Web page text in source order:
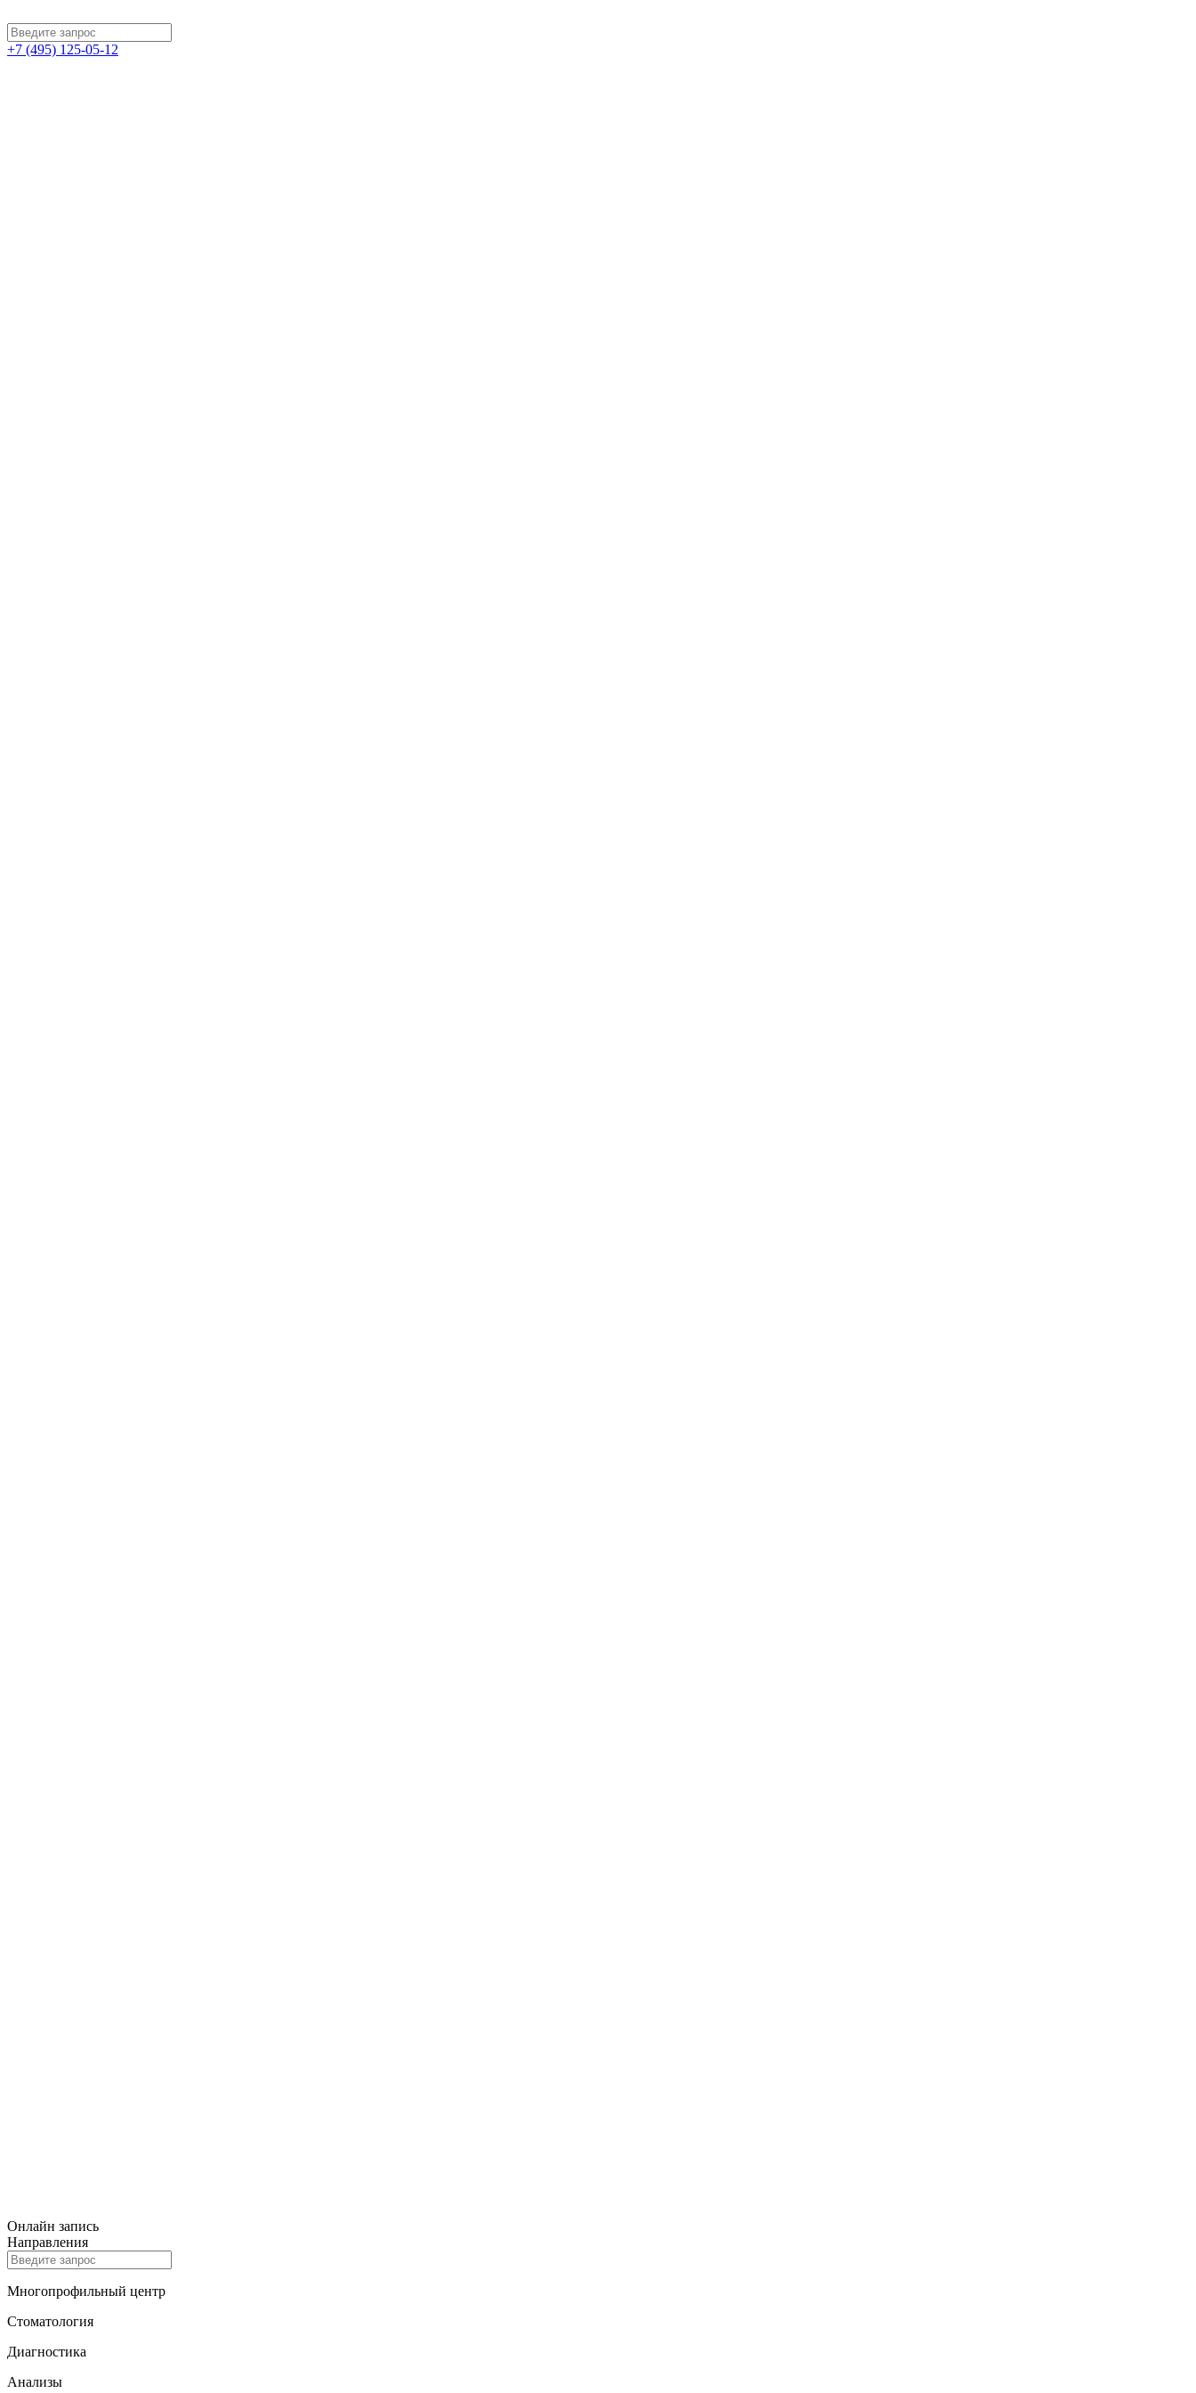
+7 (495) 125-05-12
Онлайн запись
Направления
Многопрофильный центр
Стоматология
Диагностика
Анализы